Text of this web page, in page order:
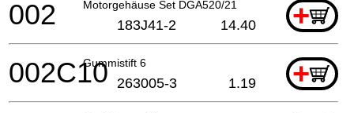
Motorgehäuse Set DGA520/21 +
002 183J41-2 14.40
Gummistift 6 +
002C10 263005-3 1.19